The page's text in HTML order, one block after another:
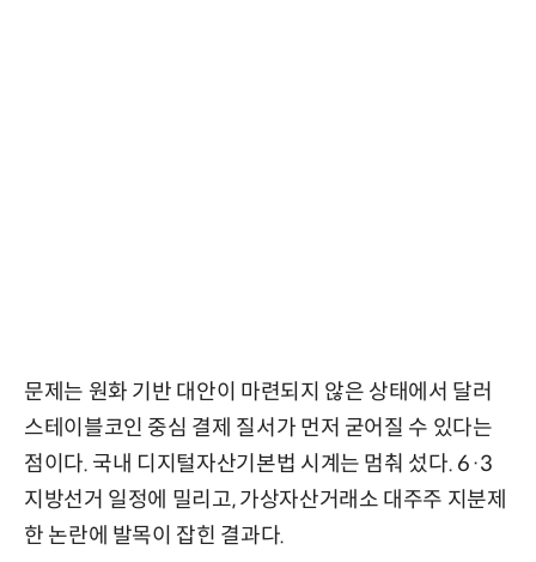
문제는 원화 기반 대안이 마련되지 않은 상태에서 달러
스테이블코인 중심 결제 질서가 먼저 굳어질 수 있다는
점이다. 국내 디지털자산기본법 시계는 멈춰 섰다. 6·3
지방선거 일정에 밀리고, 가상자산거래소 대주주 지분제
한 논란에 발목이 잡힌 결과다.